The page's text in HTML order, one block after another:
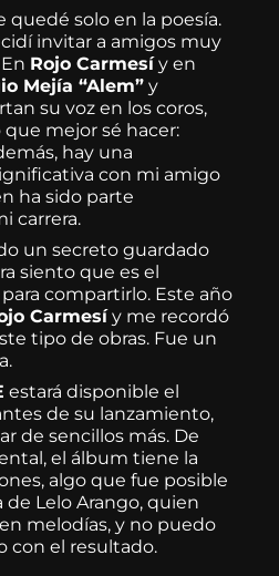
quedé solo en la poesía.
invitar a amigos muy
Rojo Carmesíy en
Mejía “Alem” y
su voz en los coros,
mejor sé hacer:
hay una
con mi amigo
ha sido parte
carrera.
un secreto guardado
siento que es el
compartirlo. Este año
Carmesíy me recordó
tipo de obras. Fue un
estará disponible el
de su lanzamiento,
de sencillos más. De
el álbum tiene la
algo que fue posible
de Lelo Arango, quien
melodías, y no puedo
con el resultado.